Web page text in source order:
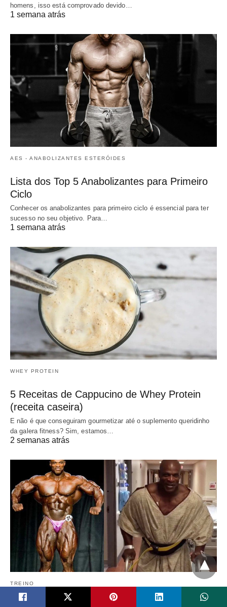
homens, isso está comprovado devido…
1 semana atrás
AES - ANABOLIZANTES ESTERÓIDES
Lista dos Top 5 Anabolizantes para Primeiro
Ciclo
Conhecer os anabolizantes para primeiro ciclo é essencial para ter
sucesso no seu objetivo. Para…
1 semana atrás
WHEY PROTEIN
5 Receitas de Cappucino de Whey Protein
(receita caseira)
E não é que conseguiram gourmetizar até o suplemento queridinho
da galera fitness? Sim, estamos…
2 semanas atrás
TREINO